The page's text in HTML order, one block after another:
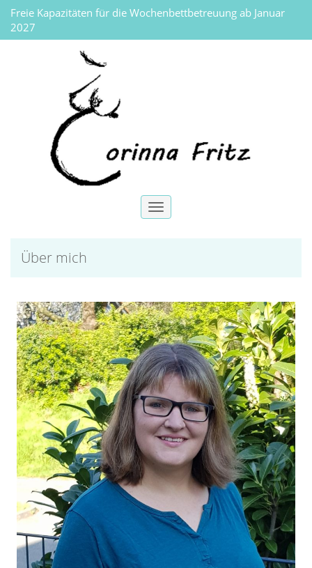
Freie Kapazitäten für die Wochenbettbetreuung ab Januar
2027
Toggle
Über mich